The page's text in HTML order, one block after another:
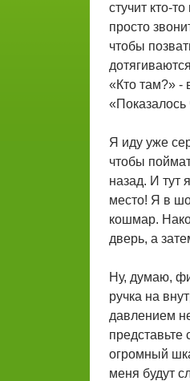
стучит кто-
просто
чтобы
«Кто там?» -
«Показалось
Я иду уже
чтобы
назад. И тут
место! Я в
кошмар.
дверь, а
Ну, думаю,
ручка на
давлением
представьте
огромный
меня будут